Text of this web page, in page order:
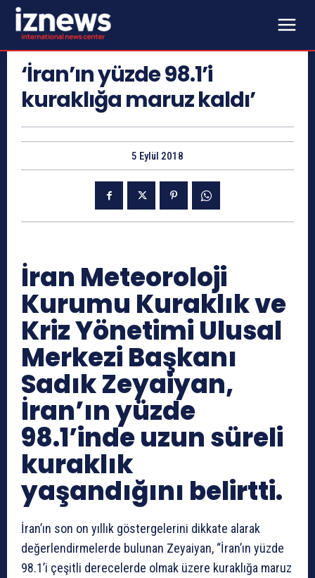
‘İran’ın yüzde 98.1’i
kuraklığa maruz kaldı’
5 Eylül 2018
İran Meteoroloji
Kurumu Kuraklık ve
Kriz Yönetimi Ulusal
Merkezi Başkanı
Sadık Zeyaiyan,
İran’ın yüzde
98.1’inde uzun süreli
kuraklık
yaşandığını belirtti.
İran’ın son on yıllık göstergelerini dikkate alarak
değerlendirmelerde bulunan Zeyaiyan, “İran’ın yüzde
98.1’i çeşitli derecelerde olmak üzere kuraklığa maruz